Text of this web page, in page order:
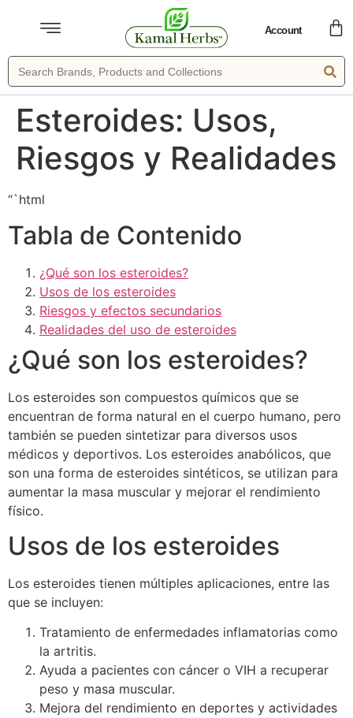
Account
Esteroides: Usos,
Riesgos y Realidades
“`html
Tabla de Contenido
¿Qué son los esteroides?
Usos de los esteroides
Riesgos y efectos secundarios
Realidades del uso de esteroides
¿Qué son los esteroides?
Los esteroides son compuestos químicos que se
encuentran de forma natural en el cuerpo humano, pero
también se pueden sintetizar para diversos usos
médicos y deportivos. Los esteroides anabólicos, que
son una forma de esteroides sintéticos, se utilizan para
aumentar la masa muscular y mejorar el rendimiento
físico.
Usos de los esteroides
Los esteroides tienen múltiples aplicaciones, entre las
que se incluyen:
Tratamiento de enfermedades inflamatorias como
la artritis.
Ayuda a pacientes con cáncer o VIH a recuperar
peso y masa muscular.
Mejora del rendimiento en deportes y actividades